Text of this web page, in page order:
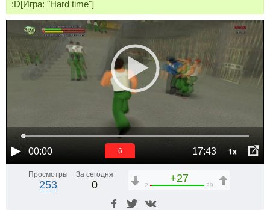
:D[Игра: "Hard time"]
00:00 17:43 1x
6
Просмотры
253
За сегодня
0
+27
2 29